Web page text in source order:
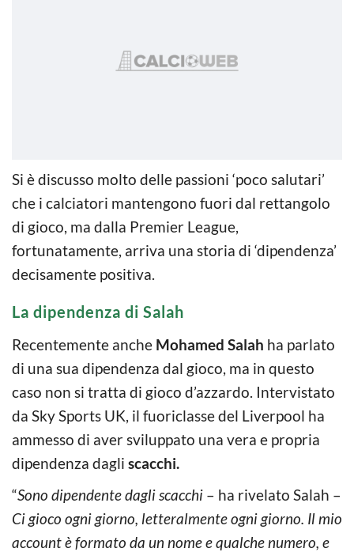
Si è discusso molto delle passioni ‘poco salutari’
che i calciatori mantengono fuori dal rettangolo
di gioco, ma dalla Premier League,
fortunatamente, arriva una storia di ‘dipendenza’
decisamente positiva.
La dipendenza di Salah
Recentemente anche Mohamed Salah ha parlato
di una sua dipendenza dal gioco, ma in questo
caso non si tratta di gioco d’azzardo. Intervistato
da Sky Sports UK, il fuoriclasse del Liverpool ha
ammesso di aver sviluppato una vera e propria
dipendenza dagli scacchi.
“Sono dipendente dagli scacchi – ha rivelato Salah –
Ci gioco ogni giorno, letteralmente ogni giorno. Il mio
account è formato da un nome e qualche numero, e